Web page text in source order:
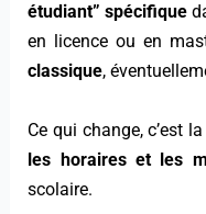
étudiant” spécifique
en licence ou en
classique,
Ce qui change, c’est
les horaires et les
scolaire.